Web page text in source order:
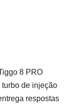
8 PRO
de injeção
respostas